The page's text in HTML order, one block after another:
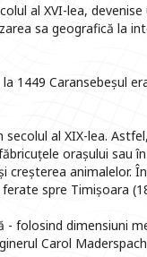
al XVI-lea,
sa geografică la
1449 Caransebeșul
al XIX-lea.
orașului sau
creșterea animalelor.
spre Timișoara
- folosind dimensiuni
Carol